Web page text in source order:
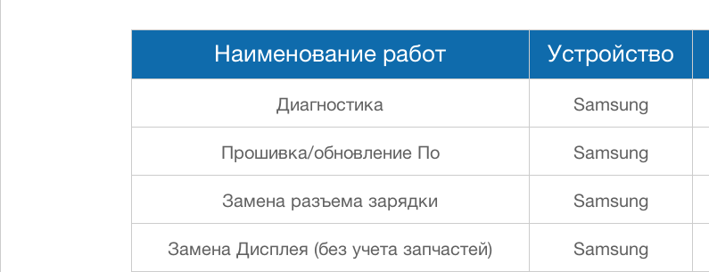
Наименование работ Устройство
Диагностика Samsung
Прошивка/обновление По Samsung
Замена разъема зарядки Samsung
Замена Дисплея (без учета запчастей) Samsung